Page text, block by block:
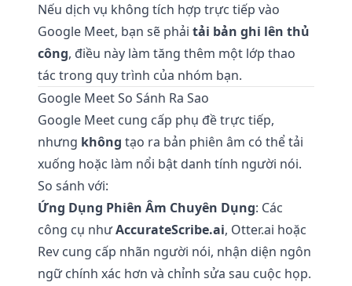
Nếu dịch vụ không tích hợp trực tiếp vào
Google Meet, bạn sẽ phải tải bản ghi lên thủ
công, điều này làm tăng thêm một lớp thao
tác trong quy trình của nhóm bạn.
Google Meet So Sánh Ra Sao
Google Meet cung cấp phụ đề trực tiếp,
nhưng không tạo ra bản phiên âm có thể tải
xuống hoặc làm nổi bật danh tính người nói.
So sánh với:
Ứng Dụng Phiên Âm Chuyên Dụng: Các
công cụ nhưAccurateScribe.ai, Otter.ai hoặc
Rev cung cấp nhãn người nói, nhận diện ngôn
ngữ chính xác hơn và chỉnh sửa sau cuộc họp.